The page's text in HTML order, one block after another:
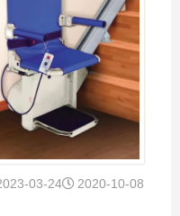
2020-10-08
03-24